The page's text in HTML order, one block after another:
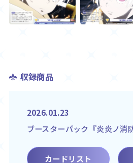
収録商品
2026.01.23
ブースターパック『炎炎ノ消
カードリスト